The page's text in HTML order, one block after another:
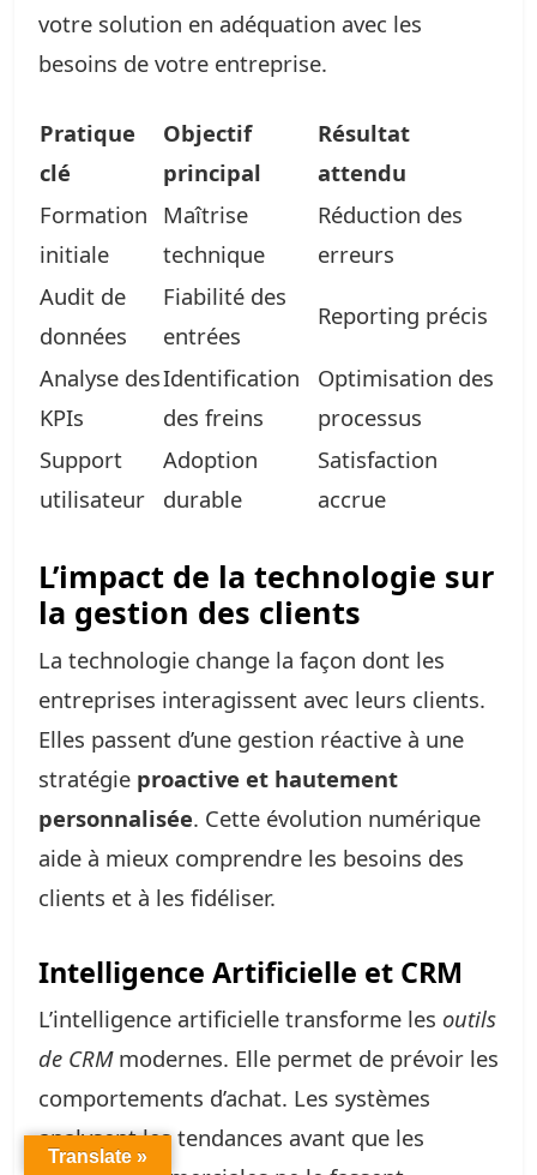
votre solution en adéquation avec les
besoins de votre entreprise.
Pratique
clé
Objectif
principal
Résultat
attendu
Formation
initiale
Maîtrise
technique
Réduction des
erreurs
Audit de
données
Fiabilité des
entrées
Reporting précis
Analyse des
KPIs
Identification
des freins
Optimisation des
processus
Support
utilisateur
Adoption
durable
Satisfaction
accrue
L’impact de la technologie sur
la gestion des clients
La technologie change la façon dont les
entreprises interagissent avec leurs clients.
Elles passent d’une gestion réactive à une
stratégie proactive et hautement
personnalisée. Cette évolution numérique
aide à mieux comprendre les besoins des
clients et à les fidéliser.
Intelligence Artificielle et CRM
L’intelligence artificielle transforme les outils
de CRMmodernes. Elle permet de prévoir les
comportements d’achat. Les systèmes
analysent les tendances avant que les
Translate »